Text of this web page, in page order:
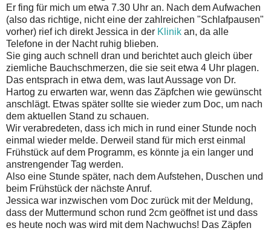
Er fing für mich um etwa 7.30 Uhr an. Nach dem Aufwachen
(also das richtige, nicht eine der zahlreichen "Schlafpausen"
vorher) rief ich direkt Jessica in der Klinik an, da alle
Telefone in der Nacht ruhig blieben.
Sie ging auch schnell dran und berichtet auch gleich über
ziemliche Bauchschmerzen, die sie seit etwa 4 Uhr plagen.
Das entsprach in etwa dem, was laut Aussage von Dr.
Hartog zu erwarten war, wenn das Zäpfchen wie gewünscht
anschlägt. Etwas später sollte sie wieder zum Doc, um nach
dem aktuellen Stand zu schauen.
Wir verabredeten, dass ich mich in rund einer Stunde noch
einmal wieder melde. Derweil stand für mich erst einmal
Frühstück auf dem Programm, es könnte ja ein langer und
anstrengender Tag werden.
Also eine Stunde später, nach dem Aufstehen, Duschen und
beim Frühstück der nächste Anruf.
Jessica war inzwischen vom Doc zurück mit der Meldung,
dass der Muttermund schon rund 2cm geöffnet ist und dass
es heute noch was wird mit dem Nachwuchs! Das Zäpfen